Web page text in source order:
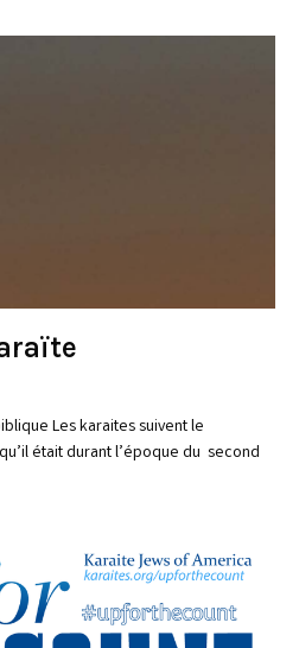
Les karaites suivent le
était durant l’époque du second